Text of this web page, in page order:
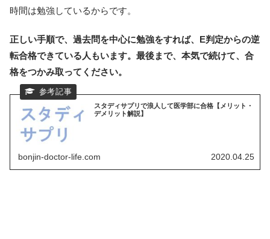
時間は勉強しているからです。
正しい手順で、過去問を中心に勉強をすれば、E判定からの逆
転合格できている人もいます。最後まで、本気で続けて、合
格をつかみ取ってください。
スタディサプリで浪人して医学部に合格【メリット・
デメリット解説】
bonjin-doctor-life.com 2020.04.25